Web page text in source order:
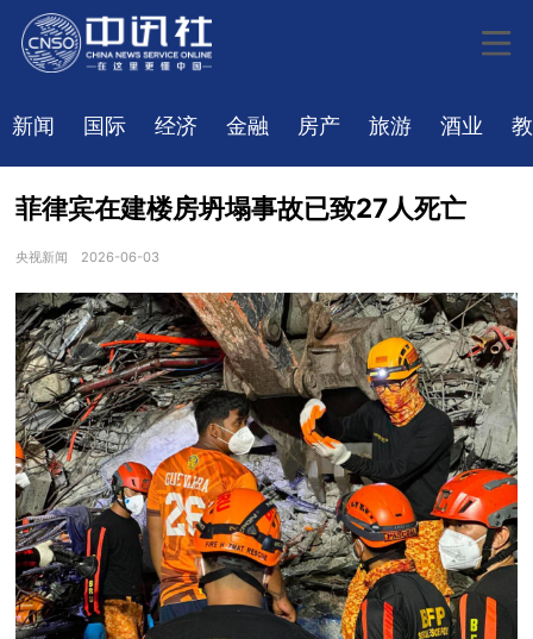
新闻 国际 经济 金融 房产 旅游 酒业
菲律宾在建楼房坍塌事故已致27人死亡
央视新闻 2026-06-03